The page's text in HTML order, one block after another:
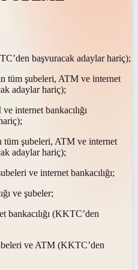
başvuracak adaylar hariç);
tüm şubeleri, ATM ve internet
adaylar hariç);
internet bankacılığı
tüm şubeleri, ATM ve internet
adaylar hariç);
ve internet bankacılığı;
ve şubeler;
bankacılığı (KKTC’den
ve ATM (KKTC’den